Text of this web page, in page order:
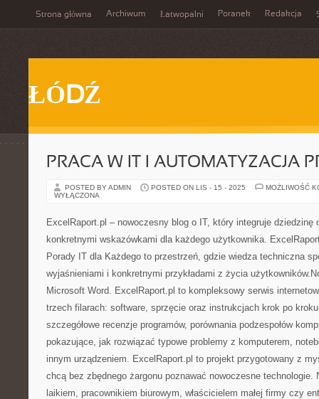
Strona główna Archiwum Łatwopalni Poranek Redakcja
ŁÓDŹ
PRACA W IT I AUTOMATYZACJA
POSTED BY ADMIN POSTED ON LIS - 15 - 2025
MOŻLIWOŚĆ
WYŁĄCZONA
ExcelRaport.pl – nowoczesny blog o IT, który integruje dziedzinę
konkretnymi wskazówkami dla każdego użytkownika.
Porady IT dla Każdego to przestrzeń, gdzie wiedza techniczna
wyjaśnieniami i konkretnymi przykładami z życia
Microsoft Word. ExcelRaport.pl to kompleksowy serwis
trzech filarach: software, sprzęcie oraz instrukcjach krok po
szczegółowe recenzje programów, porównania podzespołów
pokazujące, jak rozwiązać typowe problemy z komputerem,
innym urządzeniem. ExcelRaport.pl to projekt przygotowany z
chcą bez zbędnego żargonu poznawać nowoczesne
laikiem, pracownikiem biurowym, właścicielem małej firmy czy